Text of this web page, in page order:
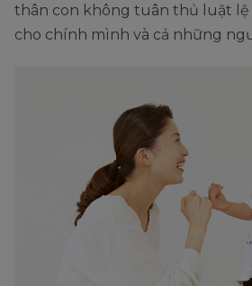
thân con không tuân thủ luật lệ
cho chính mình và cả những